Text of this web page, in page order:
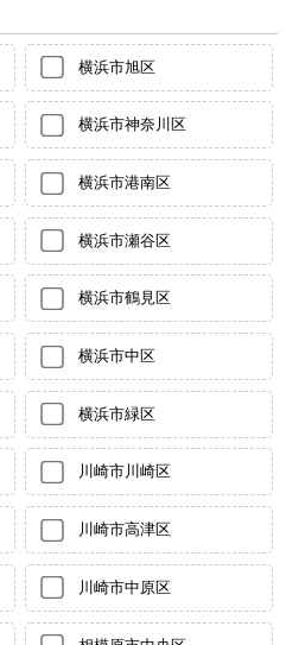
横浜市旭区
横浜市神奈川区
横浜市港南区
横浜市瀬谷区
横浜市鶴見区
横浜市中区
横浜市緑区
川崎市川崎区
川崎市高津区
川崎市中原区